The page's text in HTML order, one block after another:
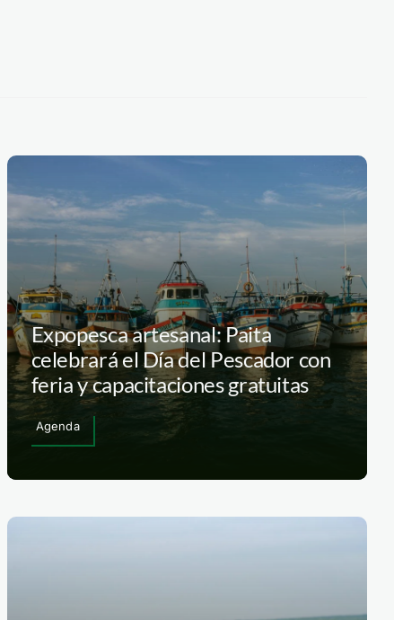
Expopesca artesanal: Paita
celebrará el Día del Pescador con
feria y capacitaciones gratuitas
Agenda